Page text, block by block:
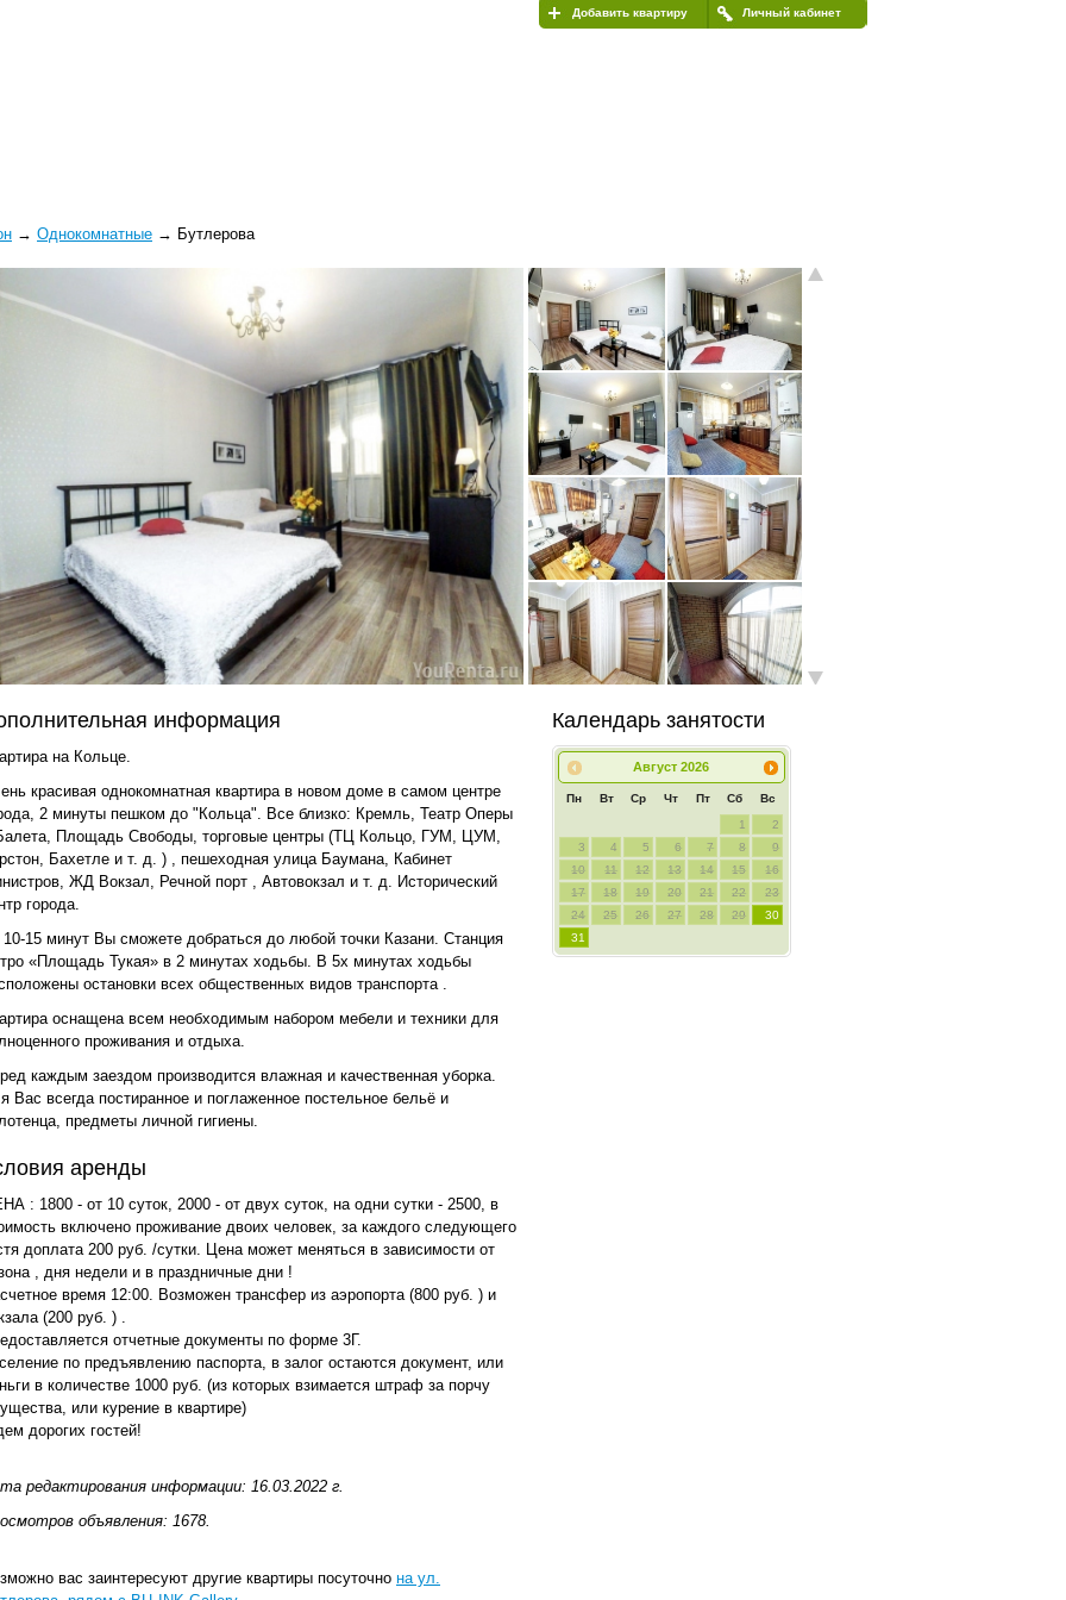
Личный кабинет
Добавить квартиру
→ Однокомнатные → Бутлерова
информация
на Кольце.
красивая однокомнатная квартира в новом доме в самом центре
2 минуты пешком до "Кольца". Все близко: Кремль, Театр Оперы
Площадь Свободы, торговые центры (ТЦ Кольцо, ГУМ, ЦУМ,
Бахетле и т. д. ) , пешеходная улица Баумана, Кабинет
ЖД Вокзал, Речной порт , Автовокзал и т. д. Исторический
города.
15 минут Вы сможете добраться до любой точки Казани. Станция
«Площадь Тукая» в 2 минутах ходьбы. В 5х минутах ходьбы
остановки всех общественных видов транспорта .
оснащена всем необходимым набором мебели и техники для
проживания и отдыха.
каждым заездом производится влажная и качественная уборка.
Вас всегда постиранное и поглаженное постельное бельё и
предметы личной гигиены.
аренды
: 1800 - от 10 суток, 2000 - от двух суток, на одни сутки - 2500, в
включено проживание двоих человек, за каждого следующего
доплата 200 руб. /сутки. Цена может меняться в зависимости от
, дня недели и в праздничные дни !
время 12:00. Возможен трансфер из аэропорта (800 руб. ) и
(200 руб. ) .
отчетные документы по форме 3Г.
по предъявлению паспорта, в залог остаются документ, или
в количестве 1000 руб. (из которых взимается штраф за порчу
или курение в квартире)
дорогих гостей!
редактирования информации: 16.03.2022 г.
объявления: 1678.
вас заинтересуют другие квартиры посуточно на ул.
Календарь занятости
Август 2026
Пн Вт Ср Чт Пт Сб Вс
1
2
3
4 5 6 7 8
9
10
11 12 13 14 15
16
17
18 19 20 21 22
23
24
25 26 27 28 29
30
31